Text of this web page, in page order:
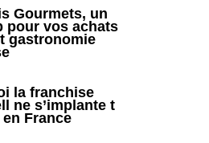
Gourmets, un
pour vos achats
gastronomie
la franchise
ne s’implante t
France